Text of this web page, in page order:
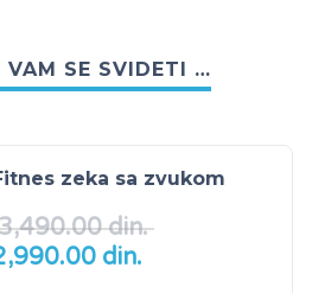
VAM SE SVIDETI …
zeka sa zvukom
din.
din.